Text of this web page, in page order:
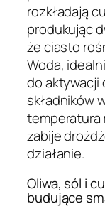
rozkładają
produkując
że ciasto
Woda,
do aktywacji
składników
temperatura
zabije
działanie.
Oliwa, sól i
budujące